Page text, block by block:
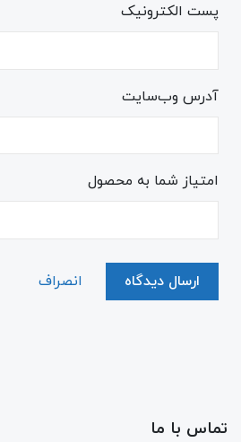
پست الکترونیک
آدرس وب‌سایت
امتیاز شما به محصول
ارسال دیدگاه انصراف
تماس با ما